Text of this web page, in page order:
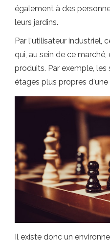
également à des
leurs jardins.
Par l'utilisateur industriel,
qui, au sein de ce
produits. Par exemple,
étages plus propres d'une
Il existe donc un